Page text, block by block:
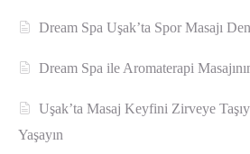
Dream Spa Uşak’ta Spor Masajı
Dream Spa ile Aromaterapi
Uşak’ta Masaj Keyfini Zirveye
Yaşayın